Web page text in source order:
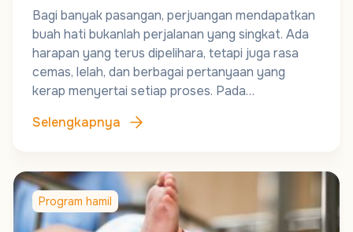
Bagi banyak pasangan, perjuangan mendapatkan
buah hati bukanlah perjalanan yang singkat. Ada
harapan yang terus dipelihara, tetapi juga rasa
cemas, lelah, dan berbagai pertanyaan yang
kerap menyertai setiap proses. Pada…
Selengkapnya
Program hamil